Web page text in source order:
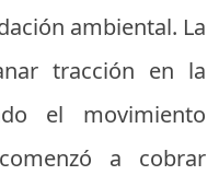
ambiental. La
tracción en la
el movimiento
a cobrar